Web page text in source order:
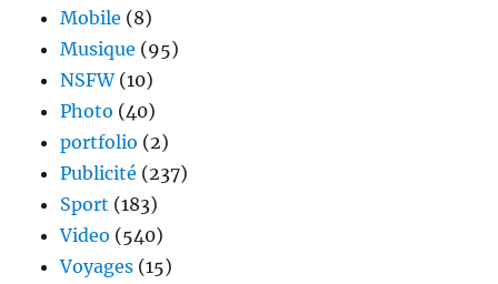
Mobile (8)
Musique (95)
NSFW(10)
Photo (40)
portfolio (2)
Publicité (237)
Sport (183)
Video (540)
Voyages (15)